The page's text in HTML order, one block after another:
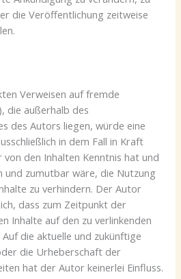
die Veröffentlichung zeitweise
Verweisen auf fremde
die außerhalb des
des Autors liegen, würde eine
in dem Fall in Kraft
den Inhalten Kenntnis hat und
und zumutbar wäre, die Nutzung
zu verhindern. Der Autor
dass zum Zeitpunkt der
Inhalte auf den zu verlinkenden
die aktuelle und zukünftige
die Urheberschaft der
hat der Autor keinerlei Einfluss.